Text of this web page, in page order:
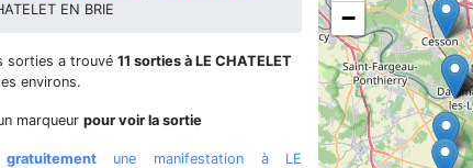
EN BRIE
sorties a trouvé 11 sorties à LE CHATELET
environs.
marqueur pour voir la sortie
une manifestation à LE
−